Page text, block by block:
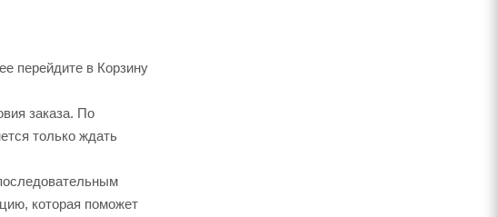
перейдите в Корзину
заказа. По
только ждать
которая поможет